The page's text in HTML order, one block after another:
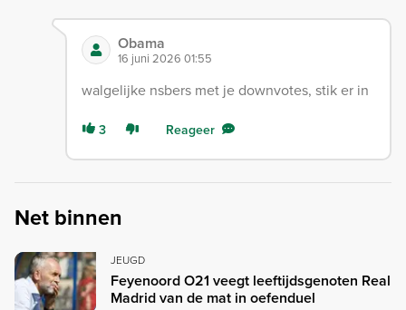
Obama
16 juni 2026 01:55
walgelijke nsbers met je downvotes, stik er in
3 Reageer
Net binnen
JEUGD
Feyenoord O21 veegt leeftijdsgenoten Real
Madrid van de mat in oefenduel